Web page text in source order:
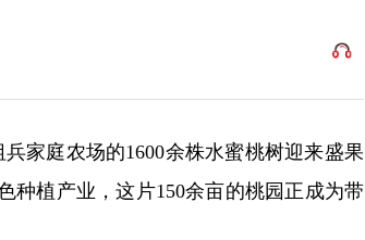
家庭农场的1600余株水蜜桃树迎来盛果
种植产业，这片150余亩的桃园正成为带